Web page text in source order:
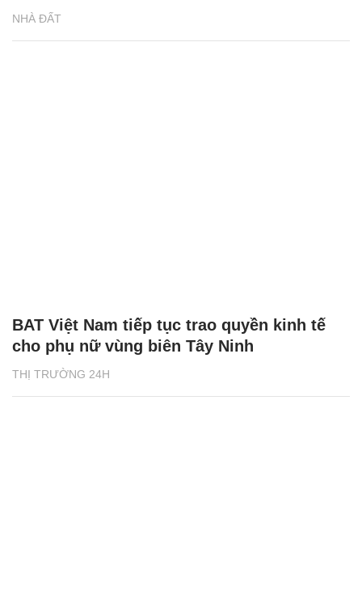
NHÀ ĐẤT
THỊ TRƯỜNG 24H
BAT Việt Nam tiếp tục trao quyền kinh tế
cho phụ nữ vùng biên Tây Ninh